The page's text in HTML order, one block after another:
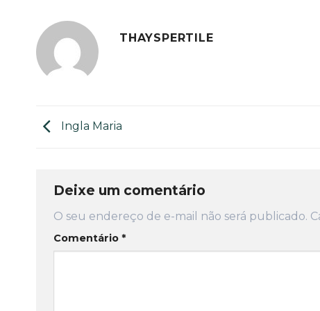
THAYSPERTILE
Ingla Maria
Deixe um comentário
O seu endereço de e-mail não será publicado.
Comentário *